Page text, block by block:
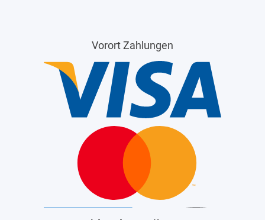
Vorort Zahlungen